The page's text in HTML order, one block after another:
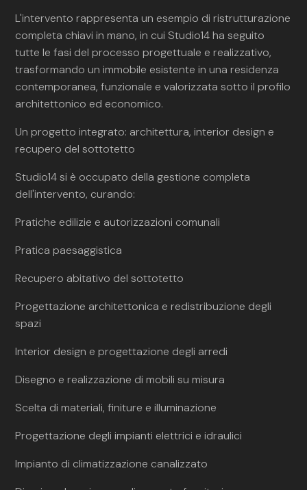
L'intervento rappresenta un esempio di ristrutturazione
completa chiavi in mano, in cui Studio14 ha seguito
tutte le fasi del processo progettuale e realizzativo,
trasformando un immobile esistente in una residenza
contemporanea, funzionale e valorizzata sotto il profilo
architettonico ed economico.
Un progetto integrato: architettura, interior design e
recupero del sottotetto
Studio14 si è occupato della gestione completa
dell'intervento, curando:
Pratiche edilizie e autorizzazioni comunali
Pratica paesaggistica
Recupero abitativo del sottotetto
Progettazione architettonica e redistribuzione degli
spazi
Interior design e progettazione degli arredi
Disegno e realizzazione di mobili su misura
Scelta di materiali, finiture e illuminazione
Progettazione degli impianti elettrici e idraulici
Impianto di climatizzazione canalizzato